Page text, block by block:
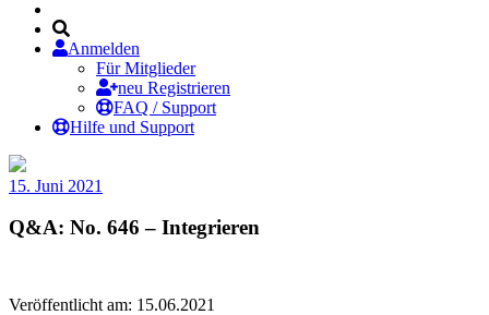
Anmelden
Für Mitglieder
neu Registrieren
FAQ / Support
Hilfe und Support
15. Juni 2021
Q&A: No. 646 – Integrieren
Veröffentlicht am: 15.06.2021